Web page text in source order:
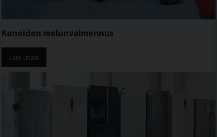
Koneiden melunvaimennus
Lue lisää